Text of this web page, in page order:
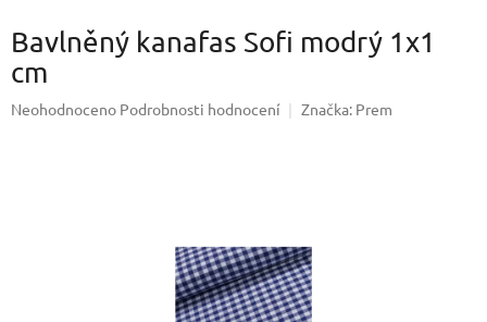
Bavlněný kanafas Sofi modrý 1x1
cm
Průměrné
Neohodnoceno Podrobnosti hodnocení Značka: Prem